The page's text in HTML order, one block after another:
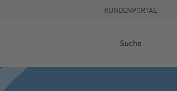
KUNDENPORTAL
Suche